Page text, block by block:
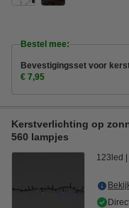
Bestel mee:
Bevestigingsset voor
€ 7,95
Kerstverlichting op
560 lampjes
123led